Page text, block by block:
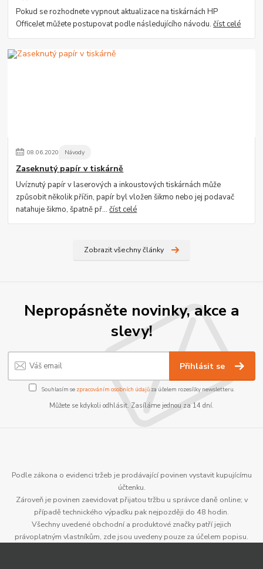
Pokud se rozhodnete vypnout aktualizace na tiskárnách HP
OfficeJet můžete postupovat podle následujícího návodu.číst celé
08.06.2020 Návody
Zaseknutý papír v tiskárně
Uvíznutý papír v laserových a inkoustových tiskárnách může
způsobit několik příčin, papír byl vložen šikmo nebo jej podavač
natahuje šikmo, špatně př...číst celé
Zobrazit všechny články
Nepropásněte novinky, akce a
slevy!
Přihlásit se
Souhlasím se zpracováním osobních údajůza účelem rozesílky newsletteru.
Můžete se kdykoli odhlásit. Zasíláme jednou za 14 dní.
Podle zákona o evidenci tržeb je prodávající povinen vystavit kupujícímu
účtenku.
Zároveň je povinen zaevidovat přijatou tržbu u správce daně online; v
případě technického výpadku pak nejpozději do 48 hodin.
Všechny uvedené obchodní a produktové značky patří jejich
právoplatným vlastníkům, zde jsou uvedeny pouze za účelem popisu.